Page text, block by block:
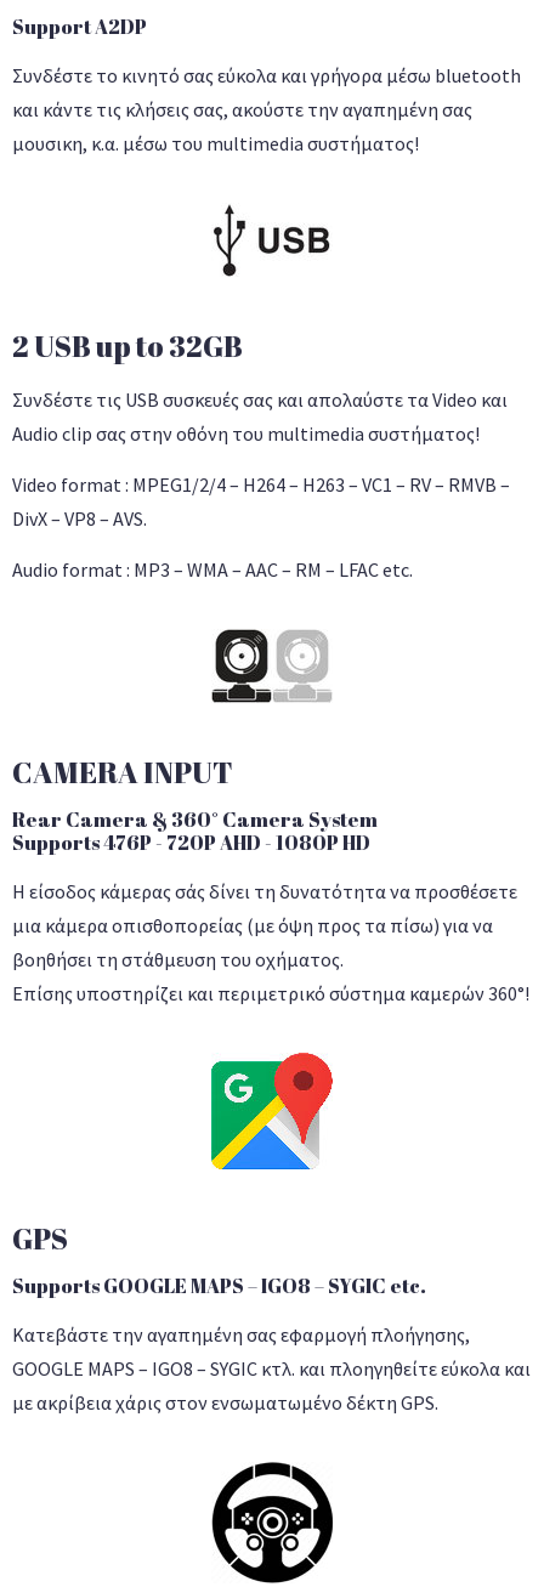
Support A2DP
Συνδέστε το κινητό σας εύκολα και γρήγορα μέσω bluetooth
και κάντε τις κλήσεις σας, ακούστε την αγαπημένη σας
μουσικη, κ.α. μέσω του multimedia συστήματος!
2 USB up to 32GB
Συνδέστε τις USB συσκευές σας και απολαύστε τα Video και
Audio clip σας στην οθόνη του multimedia συστήματος!
Video format : MPEG1/2/4 – H264 – H263 – VC1 – RV – RMVB –
DivX – VP8 – AVS.
Audio format : MP3 – WMA – AAC – RM – LFAC etc.
CAMERA INPUT
Rear Camera & 360° Camera System
Supports 476P - 720P AHD - 1080P HD
Η είσοδος κάμερας σάς δίνει τη δυνατότητα να προσθέσετε
μια κάμερα οπισθοπορείας (με όψη προς τα πίσω) για να
βοηθήσει τη στάθμευση του οχήματος.
Επίσης υποστηρίζει και περιμετρικό σύστημα καμερών 360°!
GPS
Supports GOOGLE MAPS – IGO8 – SYGIC etc.
Κατεβάστε την αγαπημένη σας εφαρμογή πλοήγησης,
GOOGLE MAPS – IGO8 – SYGIC κτλ. και πλοηγηθείτε εύκολα και
με ακρίβεια χάρις στον ενσωματωμένο δέκτη GPS.